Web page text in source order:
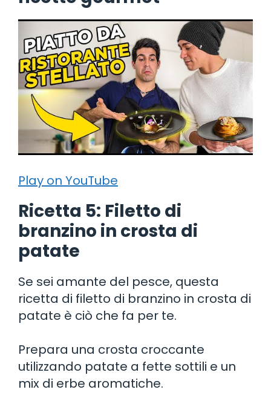
Play on YouTube
Ricetta 5: Filetto di
branzino in crosta di
patate
Se sei amante del pesce, questa
ricetta di filetto di branzino in crosta di
patate è ciò che fa per te.
Prepara una crosta croccante
utilizzando patate a fette sottili e un
mix di erbe aromatiche.